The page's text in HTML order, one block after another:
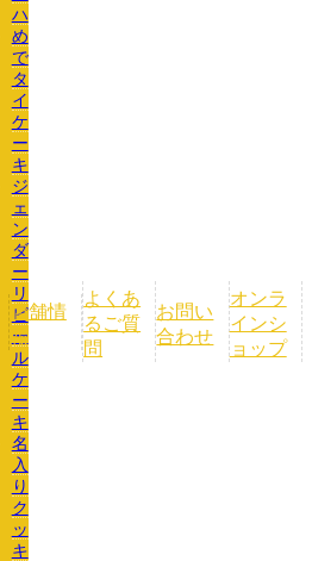
ハ
め
で
タ
イ
ケ
ー
キ
ジ
ェ
ン
ダ
ー
リ
ビ
ー
ル
ケ
ー
キ
名
入
り
ク
ッ
キ
店舗情
報
よくあ
るご質
問
お問い
合わせ
オンラ
インシ
ョップ